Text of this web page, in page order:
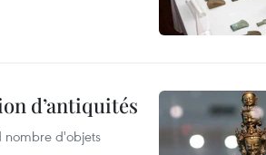
d’antiquités
nombre d'objets